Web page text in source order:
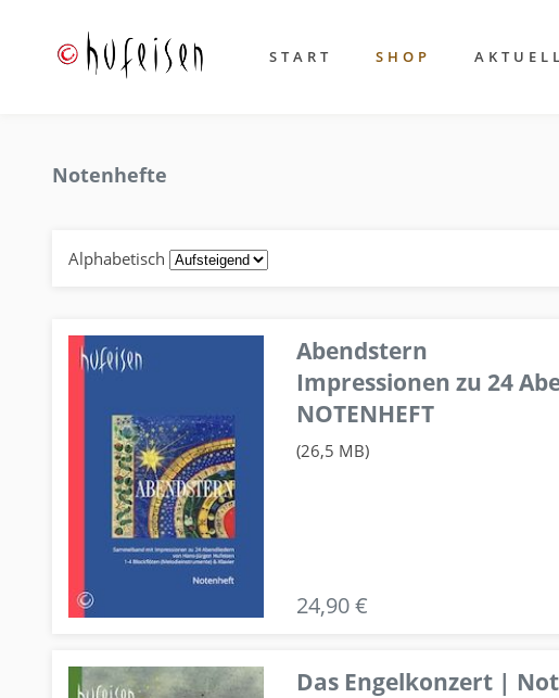
START SHOP
Notenhefte
Alphabetisch
Abendstern
Impressionen zu 24
NOTENHEFT
(26,5 MB)
24,90 €
Das Engelkonzert |